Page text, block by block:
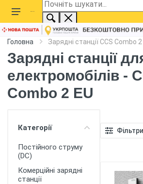
Головна Зарядні станції CCS Combo 2
Зарядні станції
електромобілів -
Combo 2 EU
Категорії
Постійного струму
(DC)
Комерційні зарядні
станції
Фільтри